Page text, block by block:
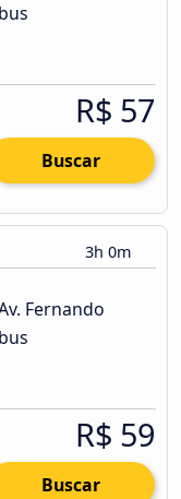
R$ 57
Buscar
3h 0m
Fernando
R$ 59
Buscar